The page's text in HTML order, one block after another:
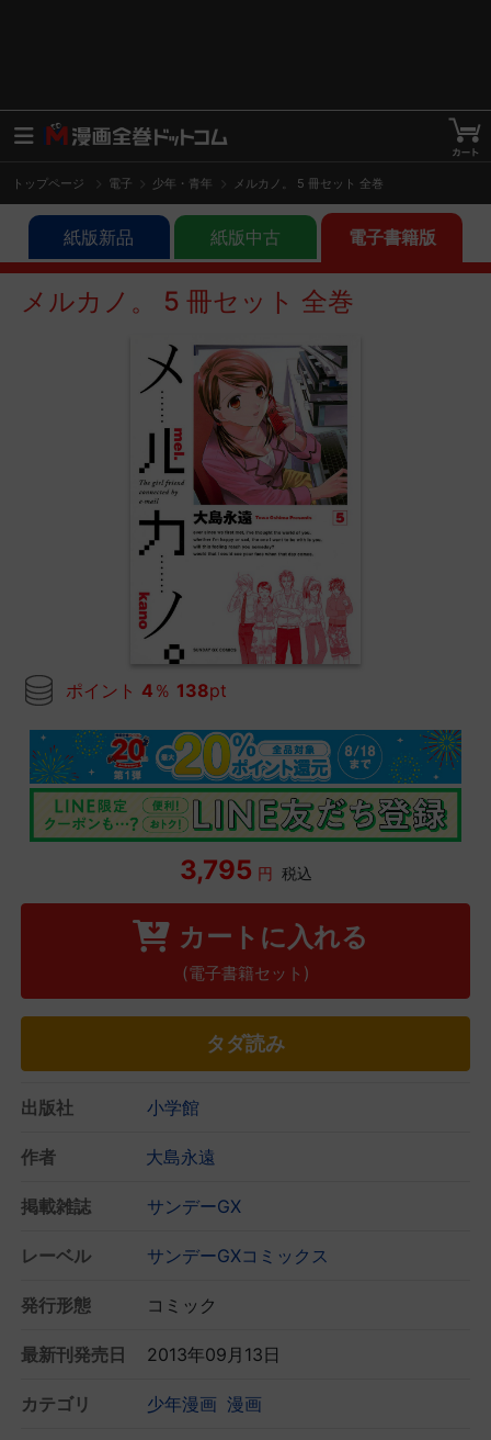
トップページ 電子 少年・青年 メルカノ。 5 冊セット 全巻
紙版新品 紙版中古 電子書籍版
メルカノ。 5 冊セット 全巻
ポイント 4 ％ 138pt
3,795 円 税込
カートに入れる
(電子書籍セット)
タダ読み
出版社 小学館
作者 大島永遠
掲載雑誌 サンデーGX
レーベル サンデーGXコミックス
発行形態 コミック
最新刊発売日 2013年09月13日
カテゴリ 少年漫画 漫画